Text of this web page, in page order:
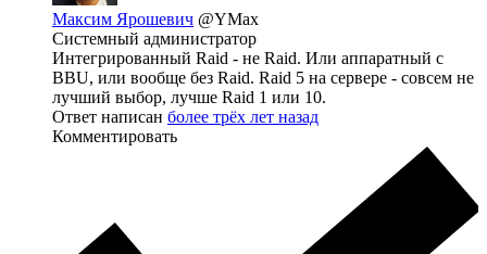
Максим Ярошевич @YMax
Системный администратор
Интегрированный Raid - не Raid. Или аппаратный с
BBU, или вообще без Raid. Raid 5 на сервере - совсем не
лучший выбор, лучше Raid 1 или 10.
Ответ написан более трёх лет назад
Комментировать